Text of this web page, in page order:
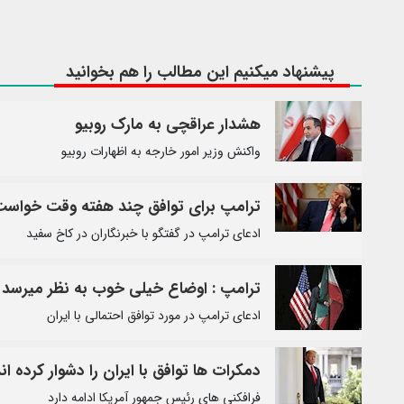
پیشنهاد میکنیم این مطالب را هم بخوانید
هشدار عراقچی به مارک روبیو
واکنش وزیر امور خارجه به اظهارات روبیو
ترامپ برای توافق چند هفته وقت
ادعای ترامپ در گفتگو با خبرنگاران در کاخ سفید
ترامپ : اوضاع خیلی خوب به نظر میرسد
ادعای ترامپ در مورد توافق احتمالی با ایران
دمکرات ها توافق با ایران را دشوار کرده
فرافکنی های رئیس جمهور آمریکا ادامه دارد